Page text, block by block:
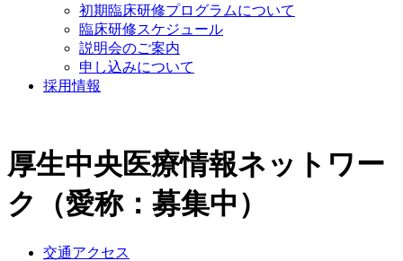
初期臨床研修プログラムについて
臨床研修スケジュール
説明会のご案内
申し込みについて
採用情報
厚生中央医療情報ネットワー
ク（愛称：募集中）
交通アクセス